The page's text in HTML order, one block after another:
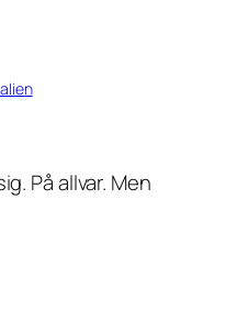
På allvar. Men